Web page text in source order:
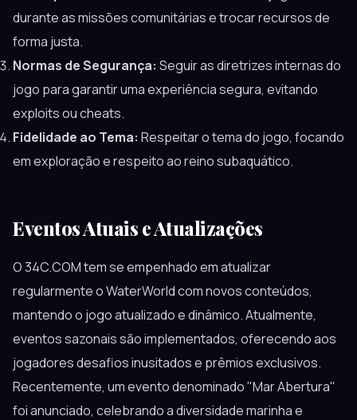
durante as missões comunitárias e trocar recursos de
forma justa.
Normas de Segurança: Seguir as diretrizes internas do
jogo para garantir uma experiência segura, evitando
exploits ou cheats.
Fidelidade ao Tema: Respeitar o tema do jogo, focando
em exploração e respeito ao reino subaquático.
Eventos Atuais e Atualizações
O 34C.COM tem se empenhado em atualizar
regularmente o WaterWorld com novos conteúdos,
mantendo o jogo atualizado e dinâmico. Atualmente,
eventos sazonais são implementados, oferecendo aos
jogadores desafios inusitados e prêmios exclusivos.
Recentemente, um evento denominado "Mar Abertura"
foi anunciado, celebrando a diversidade marinha e